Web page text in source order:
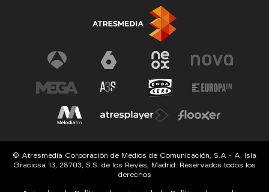
© Atresmedia Corporación de Medios de Comunicación, S.A - A. Isla
Graciosa 13, 28703, S.S. de los Reyes, Madrid. Reservados todos los
derechos